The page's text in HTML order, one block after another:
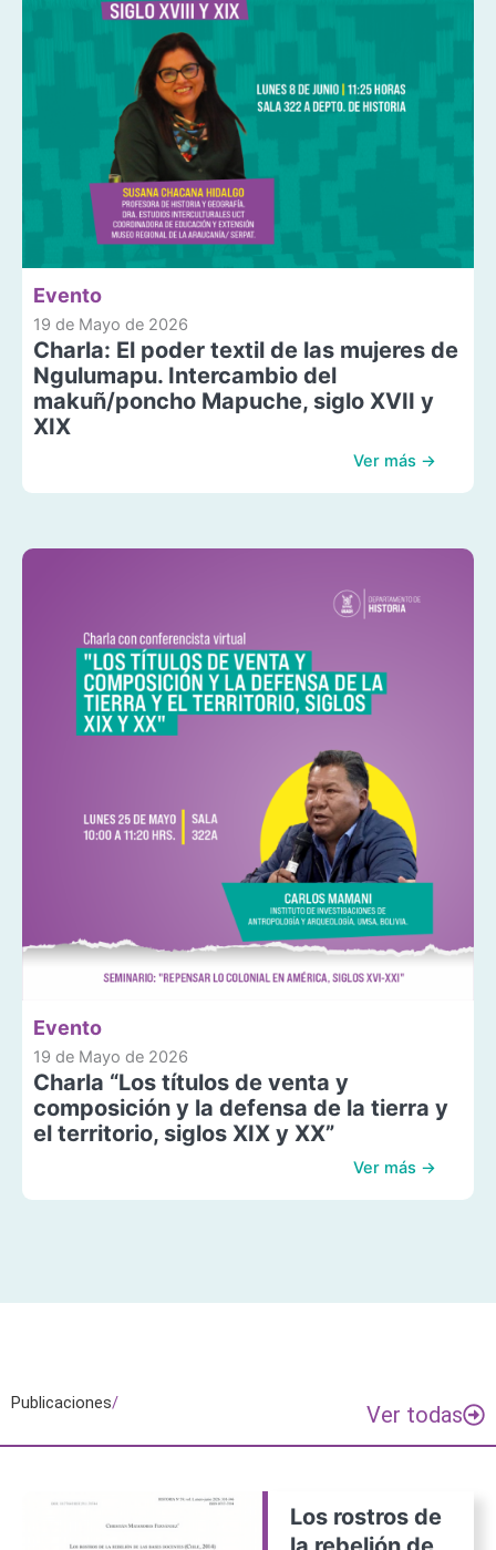
Evento
19 de Mayo de 2026
Charla: El poder textil de las mujeres de
Ngulumapu. Intercambio del
makuñ/poncho Mapuche, siglo XVII y
XIX
Ver más →
Evento
19 de Mayo de 2026
Charla “Los títulos de venta y
composición y la defensa de la tierra y
el territorio, siglos XIX y XX”
Ver más →
Publicaciones/ Ver todas
Los rostros de